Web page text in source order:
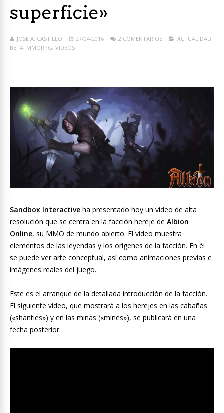
superficie»
JOSE A. CASTILLO 27/04/2016 2 COMENTARIOS ACTUALIDAD,
BETA, MMORPG, VIDEOS
Sandbox Interactive ha presentado hoy un vídeo de alta
resolución que se centra en la facción hereje de Albion
Online, su MMO de mundo abierto. El vídeo muestra
elementos de las leyendas y los orígenes de la facción. En él
se puede ver arte conceptual, así como animaciones previas e
imágenes reales del juego.
Este es el arranque de la detallada introducción de la facción.
El siguiente vídeo, que mostrará a los herejes en las cabañas
(«shanties») y en las minas («mines»), se publicará en una
fecha posterior.